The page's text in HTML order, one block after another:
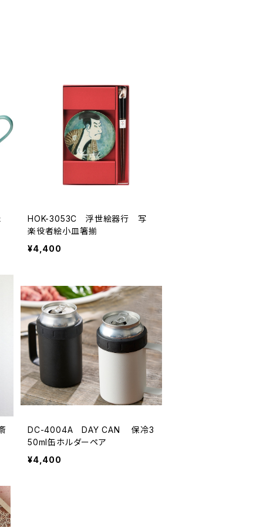
HOK-3053C 浮世絵器行 写
楽役者絵小皿箸揃
¥4,400
DC-4004A DAY CAN 保冷3
50ml缶ホルダーペア
¥4,400